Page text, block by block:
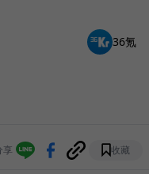
36氪
享 收藏